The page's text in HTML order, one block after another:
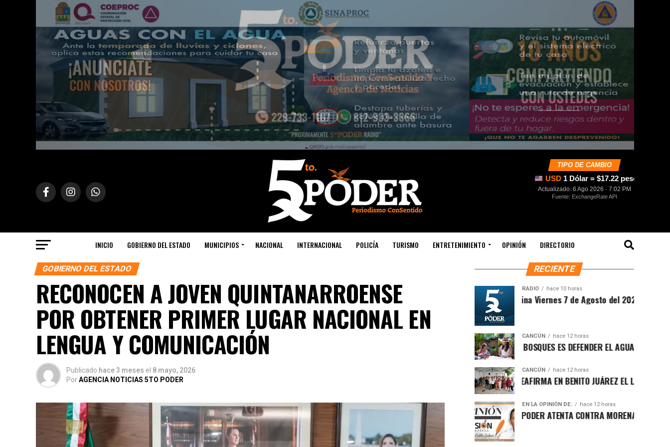
TIPO DE CAMBIO
USD 1 Dólar = $17.22 pesos
Actualizado: 6 Ago 2026 · 7:02 PM
Fuente: ExchangeRate API
INICIO GOBIERNO DEL ESTADO MUNICIPIOS NACIONAL INTERNACIONAL POLICÍA TURISMO ENTRETENIMIENTO OPINIÓN DIRECTORIO
GOBIERNO DEL ESTADO
RECONOCEN A JOVEN QUINTANARROENSE
POR OBTENER PRIMER LUGAR NACIONAL EN
LENGUA Y COMUNICACIÓN
Publicado hace 3 meses el 8 mayo, 2026
PorAGENCIA NOTICIAS 5TO PODER
RECIENTE
RADIO hace 10 horas
Sintesis Matutina Viernes 7 de Agosto del 2026
CANCÚN hace 12 horas
PROTEGER LOS BOSQUES ES DEFENDER EL AGUA Y EL FUTURO
CANCÚN hace 12 horas
RAFA MARÍN REAFIRMA EN BENITO JUÁREZ EL LLAMADO A
EN LA OPINIÓN DE: hace 12 horas
LUCHA POR EL PODER ATENTA CONTRA MORENA EN Q.ROO